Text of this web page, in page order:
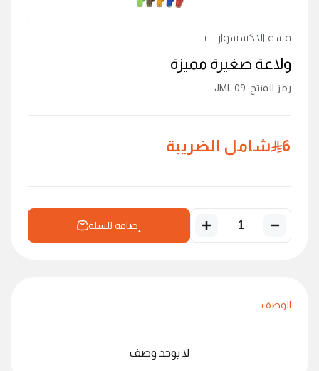
قسم الاكسسوارات
ولاعة صغيرة مميزة
رمز المنتج:
JML.09
6 شامل الضريبة
إضافة للسلة
الوصف
لا يوجد وصف